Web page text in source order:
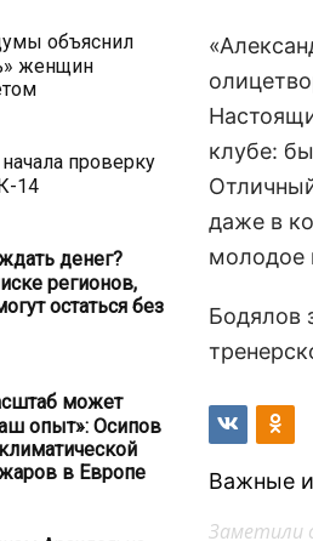
объяснил
женщин
проверку
14
денег?
регионов,
остаться без
может
опыт»: Осипов
в Европе
клубе:
даже в
молодое
Бодялов
Важные
Заметили